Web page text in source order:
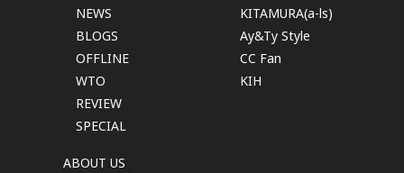
NEWS
BLOGS
OFFLINE
WTO
REVIEW
SPECIAL
ABOUT US
KITAMURA(a-ls)
Ay&Ty Style
CC Fan
KIH